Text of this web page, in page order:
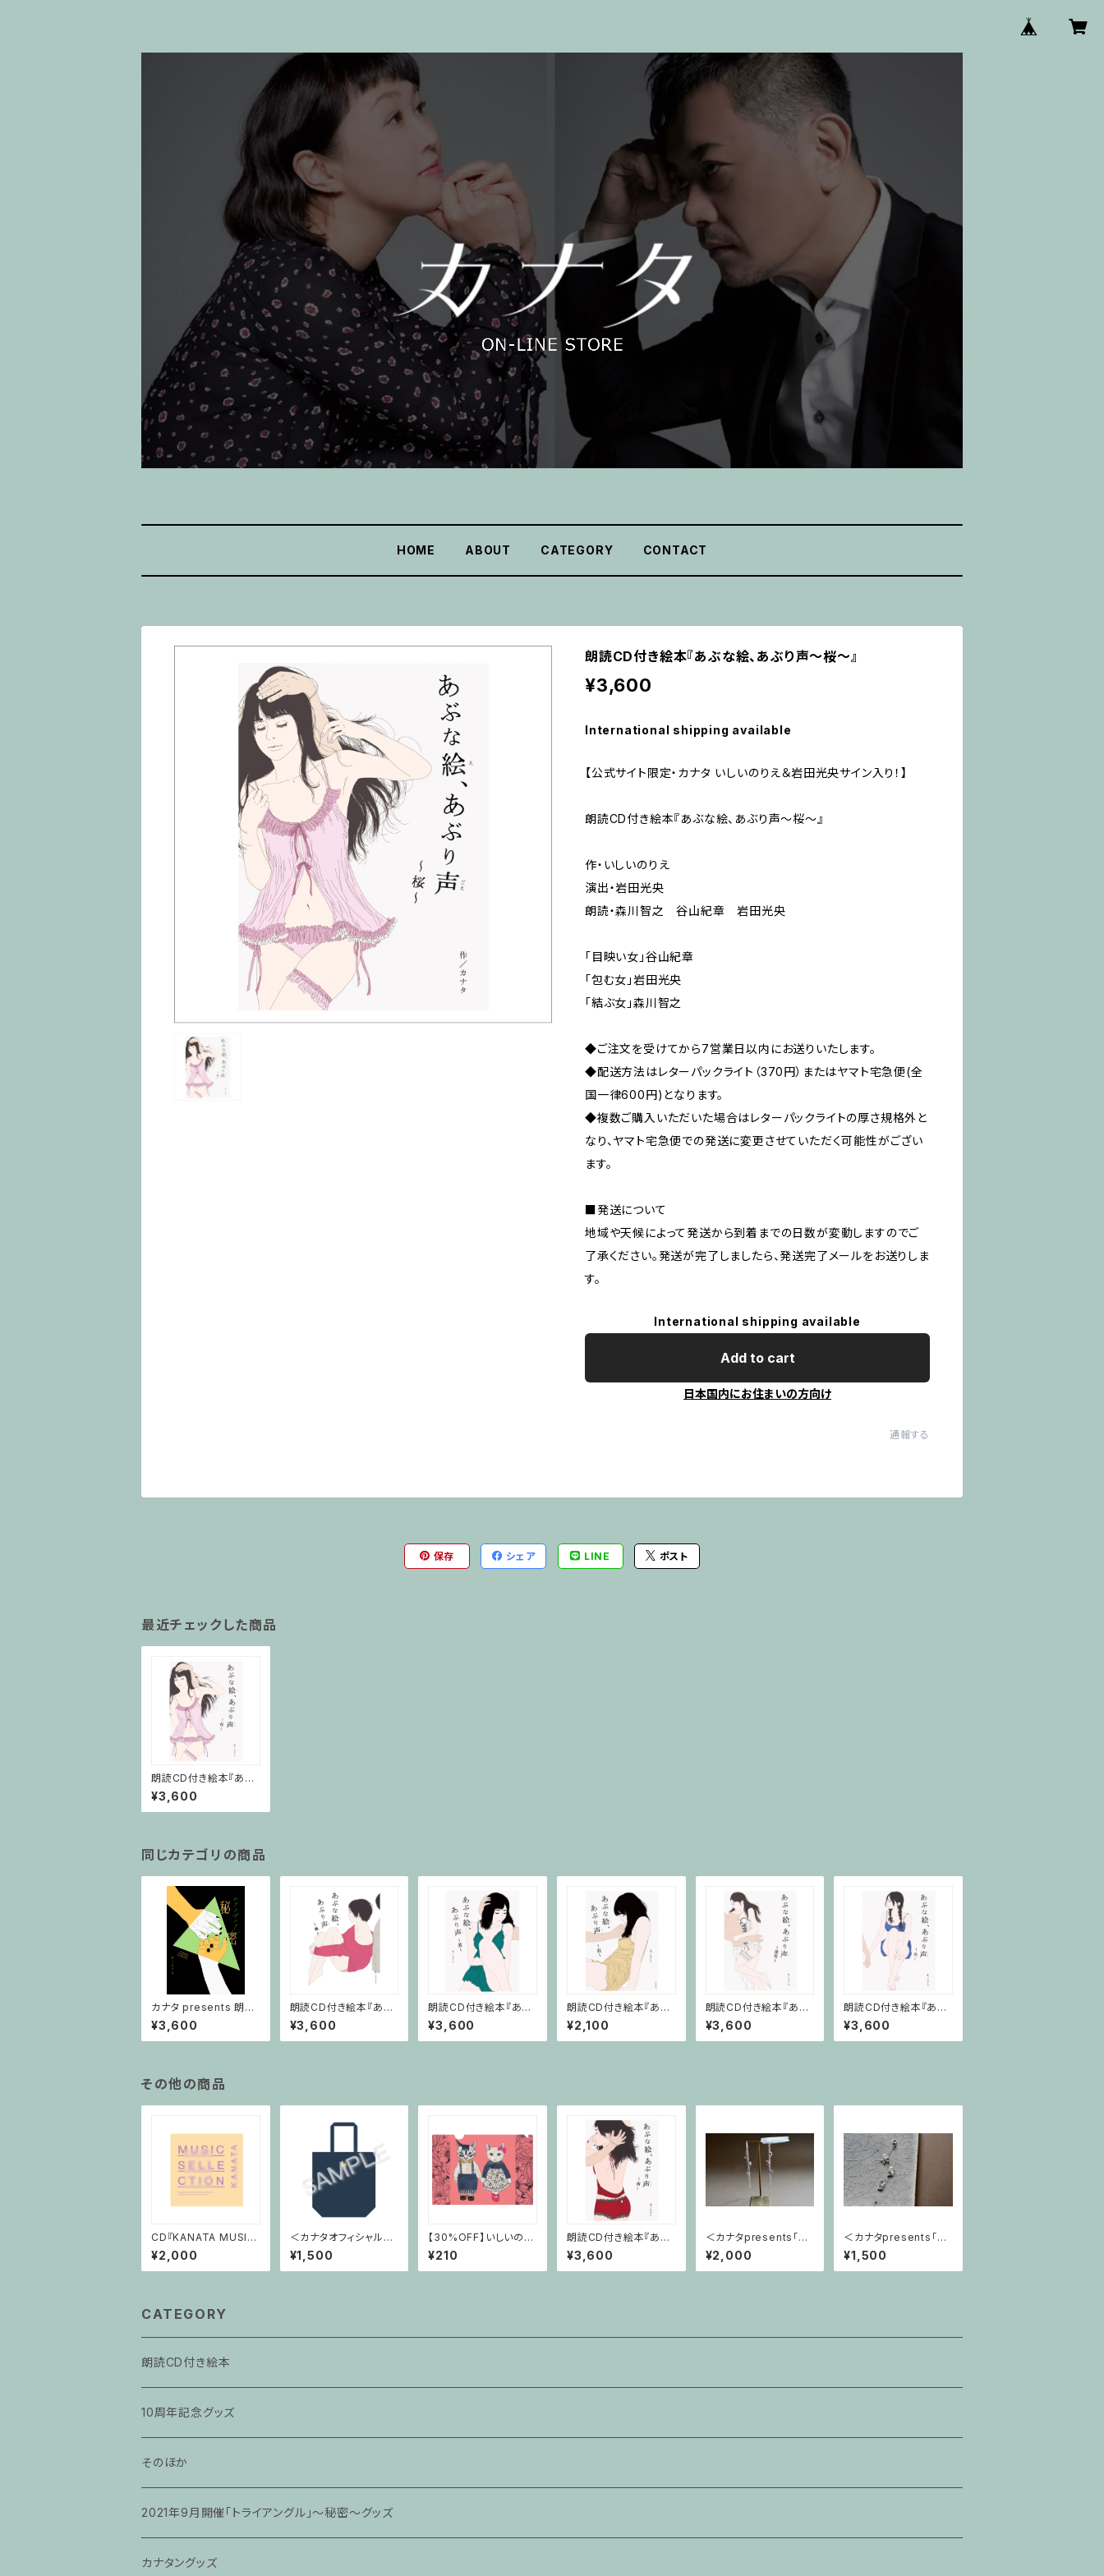
HOME ABOUT CATEGORY CONTACT
朗読CD付き絵本『あぶな絵、あぶり声～桜～』
¥3,600
International shipping available
【公式サイト限定・カナタ いしいのりえ＆岩田光央サイン入り！】
朗読CD付き絵本『あぶな絵、あぶり声～桜～』
作・いしいのりえ
演出・岩田光央
朗読・森川智之 谷山紀章 岩田光央
「目映い女」谷山紀章
「包む女」岩田光央
「結ぶ女」森川智之
◆ご注文を受けてから7営業日以内にお送りいたします。
◆配送方法はレターパックライト（370円）またはヤマト宅急便(全
国一律600円)となります。
◆複数ご購入いただいた場合はレターパックライトの厚さ規格外と
なり、ヤマト宅急便での発送に変更させていただく可能性がござい
ます。
■発送について
地域や天候によって発送から到着までの日数が変動しますのでご
了承ください。発送が完了しましたら、発送完了メールをお送りしま
す。
International shipping available
Add to cart
日本国内にお住まいの方向け
通報する
保存 シェア LINE ポスト
最近チェックした商品
朗読CD付き絵本『あぶ
な絵、あぶり声～桜～』
¥3,600
同じカテゴリの商品
カナタ presents 朗読
音源ダウンロードカー
ド付き絵本「トライアン
グル ～秘密～」
¥3,600
朗読CD付き絵本『あぶ
な絵、あぶり声～楓～』
¥3,600
朗読CD付き絵本『あぶ
な絵、あぶり声～薫～』
¥3,600
朗読CD付き絵本『あぶ
な絵、あぶり声～霞～』
¥2,100
朗読CD付き絵本『あぶ
な絵、あぶり声～深雪
～』
¥3,600
朗読CD付き絵本『あぶ
な絵、あぶり声～葵～』
¥3,600
その他の商品
CD『KANATA MUSIC
SELLECTION』
¥2,000
＜カナタオフィシャルマ
スコット＞カナタン エコ
バッグ
¥1,500
【30%OFF】いしいのり
え 保護猫活動グッズ み
のチロシ親バカ爆発ク
リアファイル
¥210
朗読CD付き絵本『あぶ
な絵、あぶり声～茜～』
¥3,600
＜カナタpresents「ト
ライアングル〜秘密〜」
公演グッズ＞カナタ × a
little somethingコラ
¥2,000
＜カナタpresents「ト
ライアングル〜秘密〜」
公演グッズ＞カナタ × a
little somethingコラ
¥1,500
CATEGORY
朗読CD付き絵本
10周年記念グッズ
そのほか
2021年9月開催「トライアングル」〜秘密〜グッズ
カナタングッズ